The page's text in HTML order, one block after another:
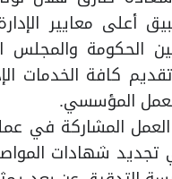
أعلى معايير
بين الحكومة
كافة الخدمات
المؤسسي.
المشاركة في
شهادات